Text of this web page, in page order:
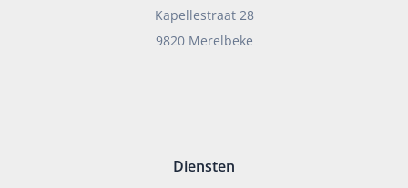
Kapellestraat 28
9820 Merelbeke
Diensten